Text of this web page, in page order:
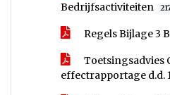
Bedrijfsactiviteiten
Regels Bijlage 3
Toetsingsadvies
effectrapportage d.d.